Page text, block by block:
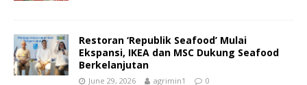
Restoran ‘Republik Seafood’ Mulai
Ekspansi, IKEA dan MSC Dukung Seafood
Berkelanjutan
June 29, 2026 agrimin1 0